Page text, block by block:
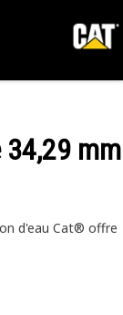
mm
d'eau Cat® offre